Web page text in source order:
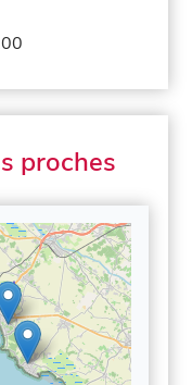
proches